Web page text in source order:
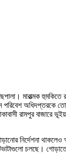
মারাত্মক হুমকিতে
পরিবেশ অধিদপ্তরকে
রামপুর বাজারে
নির্দেশনা
চলছে।